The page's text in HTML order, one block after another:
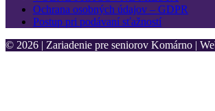
Ochrana osobných údajov – GDPR
Postup pri podávaní sťažností
© 2026 | Zariadenie pre seniorov Komárno |